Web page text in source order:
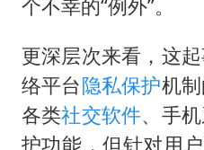
个不幸的“例外”。
更深层次来看，这
络平台隐私保护机
各类社交软件、手
护功能，但针对用